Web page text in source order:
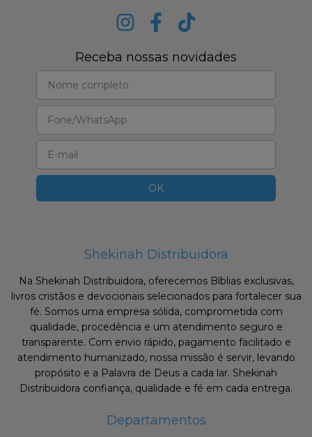
Receba nossas novidades
Shekinah Distribuidora
Na Shekinah Distribuidora, oferecemos Bíblias exclusivas,
livros cristãos e devocionais selecionados para fortalecer sua
fé. Somos uma empresa sólida, comprometida com
qualidade, procedência e um atendimento seguro e
transparente. Com envio rápido, pagamento facilitado e
atendimento humanizado, nossa missão é servir, levando
propósito e a Palavra de Deus a cada lar. Shekinah
Distribuidora confiança, qualidade e fé em cada entrega.
Departamentos